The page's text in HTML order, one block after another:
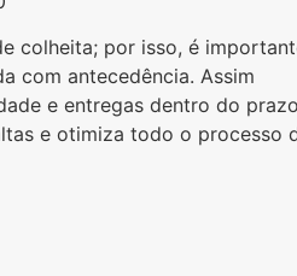
colheita; por isso, é
com antecedência. Assim
e entregas dentro do
e otimiza todo o processo